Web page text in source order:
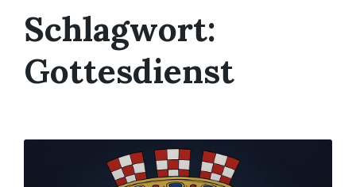
Schlagwort:
Gottesdienst
Mehr